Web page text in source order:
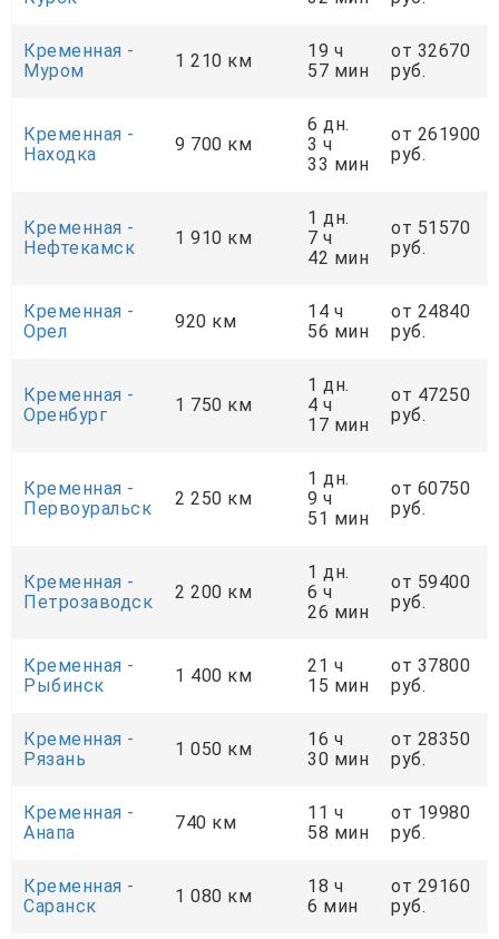
Кременная -
Муром
1 210 км
19 ч
57 мин
от 32670
руб.
Кременная -
Находка
9 700 км
6 дн.
3 ч
33 мин
от 261900
руб.
Кременная -
Нефтекамск
1 910 км
1 дн.
7 ч
42 мин
от 51570
руб.
Кременная -
Орел
920 км
14 ч
56 мин
от 24840
руб.
Кременная -
Оренбург
1 750 км
1 дн.
4 ч
17 мин
от 47250
руб.
Кременная -
Первоуральск
2 250 км
1 дн.
9 ч
51 мин
от 60750
руб.
Кременная -
Петрозаводск
2 200 км
1 дн.
6 ч
26 мин
от 59400
руб.
Кременная -
Рыбинск
1 400 км
21 ч
15 мин
от 37800
руб.
Кременная -
Рязань
1 050 км
16 ч
30 мин
от 28350
руб.
Кременная -
Анапа
740 км
11 ч
58 мин
от 19980
руб.
Кременная -
Саранск
1 080 км
18 ч
6 мин
от 29160
руб.